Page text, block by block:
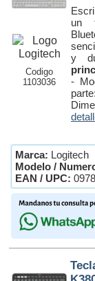
Codigo
1103036
un
y
-
Marca: Logitech
Modelo /
EAN / UPC: